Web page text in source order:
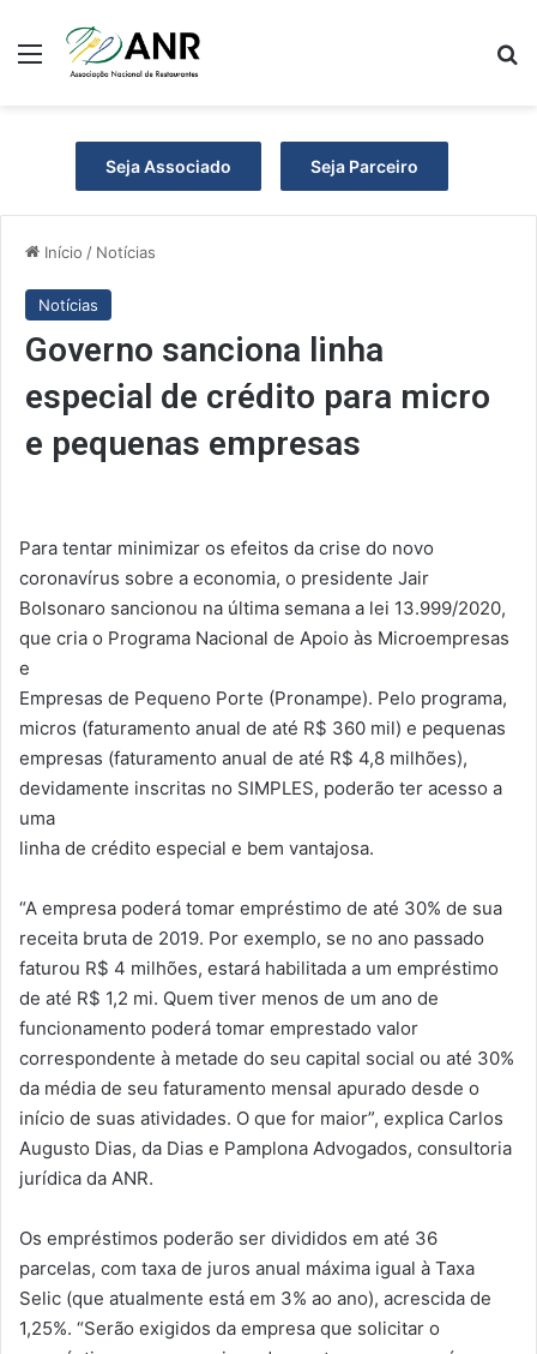
Menu
Seja Associado Seja Parceiro
Início / Notícias
Notícias
Governo sanciona linha
especial de crédito para micro
e pequenas empresas
Para tentar minimizar os efeitos da crise do novo
coronavírus sobre a economia, o presidente Jair
Bolsonaro sancionou na última semana a lei 13.999/2020,
que cria o Programa Nacional de Apoio às Microempresas
e
Empresas de Pequeno Porte (Pronampe). Pelo programa,
micros (faturamento anual de até R$ 360 mil) e pequenas
empresas (faturamento anual de até R$ 4,8 milhões),
devidamente inscritas no SIMPLES, poderão ter acesso a
uma
linha de crédito especial e bem vantajosa.
“A empresa poderá tomar empréstimo de até 30% de sua
receita bruta de 2019. Por exemplo, se no ano passado
faturou R$ 4 milhões, estará habilitada a um empréstimo
de até R$ 1,2 mi. Quem tiver menos de um ano de
funcionamento poderá tomar emprestado valor
correspondente à metade do seu capital social ou até 30%
da média de seu faturamento mensal apurado desde o
início de suas atividades. O que for maior”, explica Carlos
Augusto Dias, da Dias e Pamplona Advogados, consultoria
jurídica da ANR.
Os empréstimos poderão ser divididos em até 36
parcelas, com taxa de juros anual máxima igual à Taxa
Selic (que atualmente está em 3% ao ano), acrescida de
1,25%. “Serão exigidos da empresa que solicitar o